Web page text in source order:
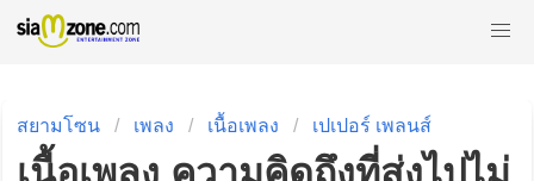
สยามโซน เพลง เนื้อเพลง เปเปอร์ เพลนส์